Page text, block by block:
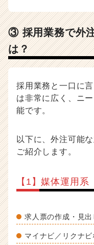
③ 採用業務で外
は？
採用業務と一口に
は非常に広く、ニ
能です。
以下に、外注可能
ご紹介します。
【1】媒体運用系
求人票の作成・見
マイナビ／リクナ